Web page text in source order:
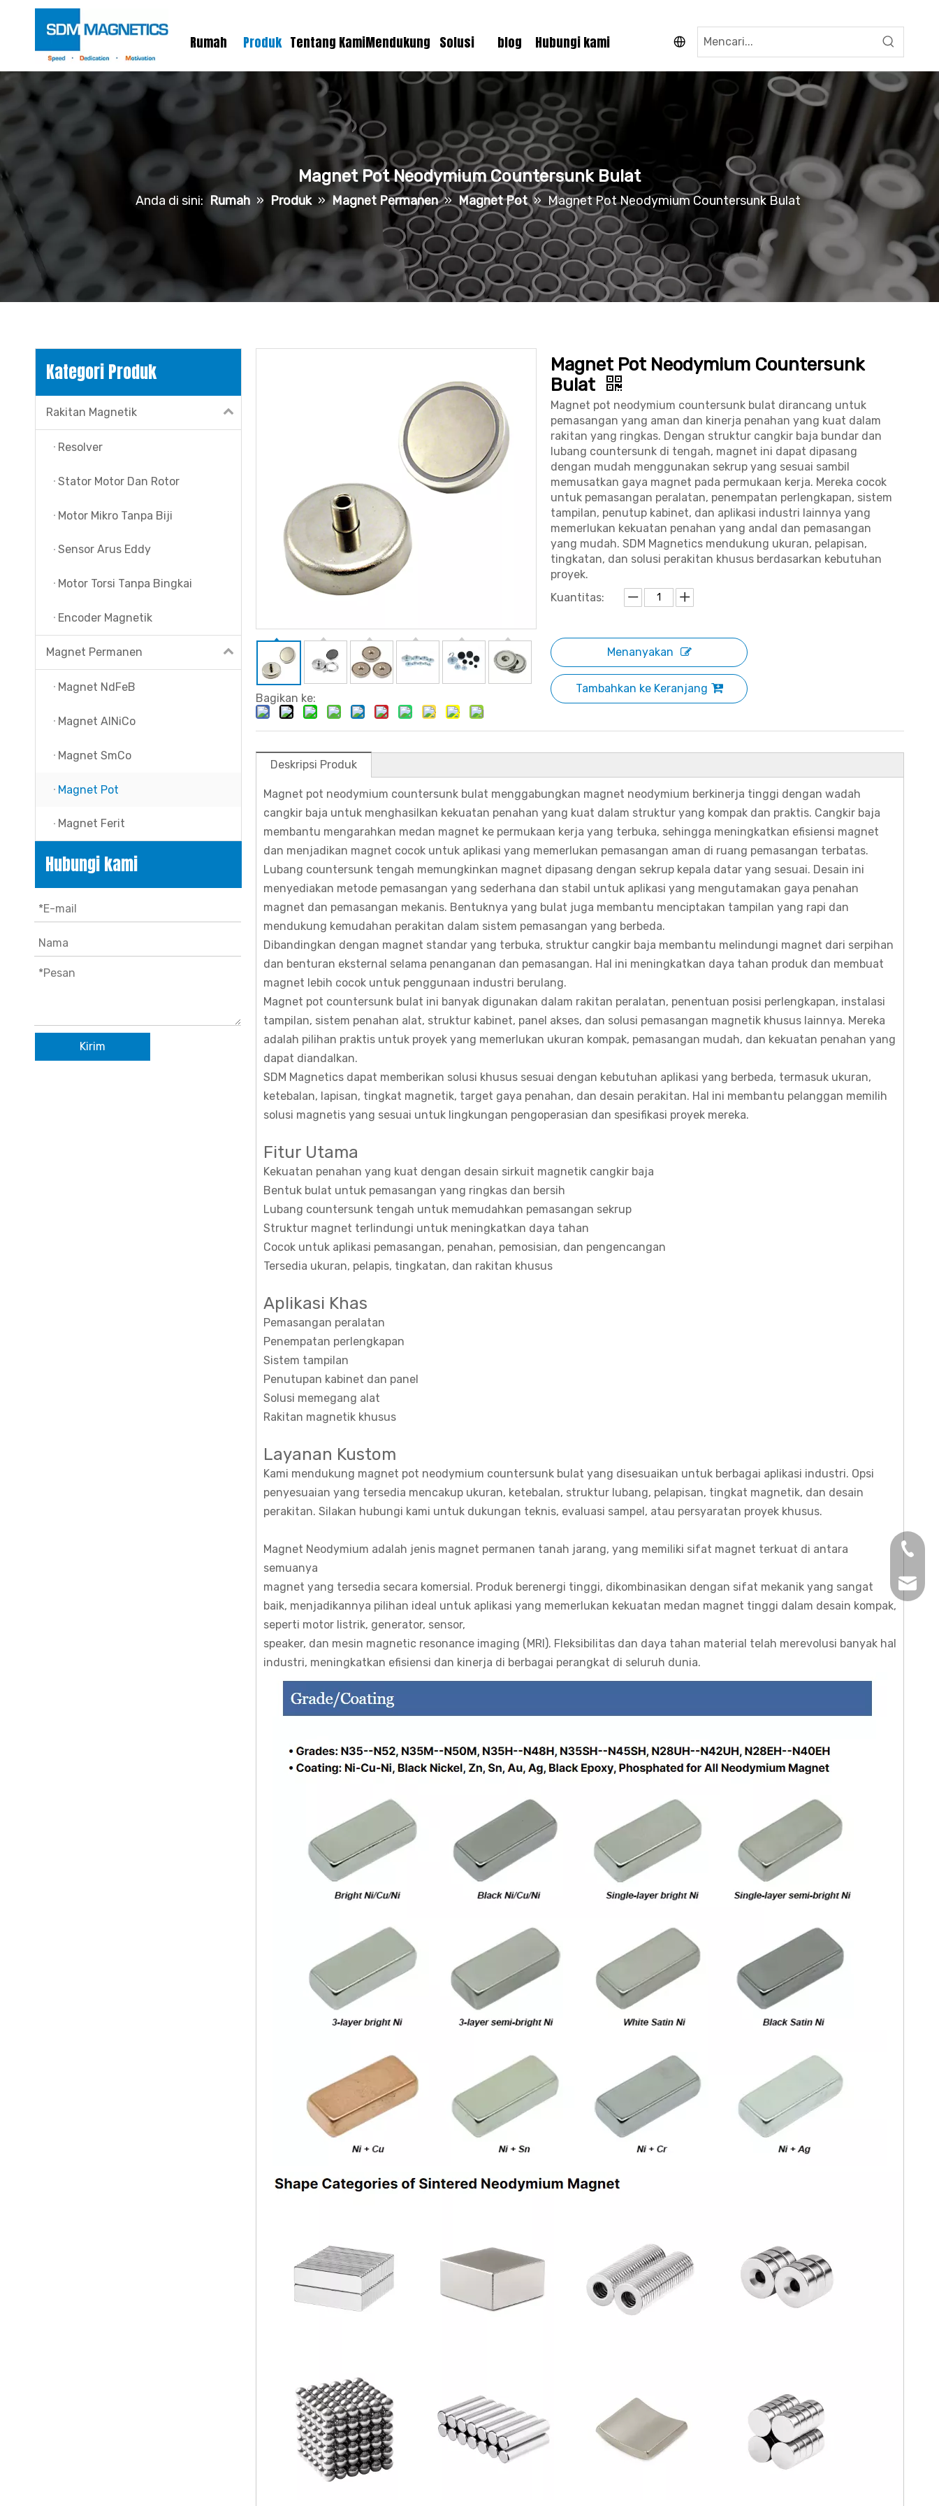
Rumah Produk Tentang KamiMendukung Solusi blog Hubungi kami
Magnet Pot Neodymium Countersunk Bulat
Anda di sini: Rumah » Produk » Magnet Permanen » Magnet Pot » Magnet Pot Neodymium Countersunk Bulat
Kategori Produk
Rakitan Magnetik
Resolver
Stator Motor Dan Rotor
Motor Mikro Tanpa Biji
Sensor Arus Eddy
Motor Torsi Tanpa Bingkai
Encoder Magnetik
Magnet Permanen
Magnet NdFeB
Magnet AlNiCo
Magnet SmCo
Magnet Pot
Magnet Ferit
Hubungi kami
Kirim
Bagikan ke:
Magnet Pot Neodymium Countersunk
Bulat
Magnet pot neodymium countersunk bulat dirancang untuk
pemasangan yang aman dan kinerja penahan yang kuat dalam
rakitan yang ringkas. Dengan struktur cangkir baja bundar dan
lubang countersunk di tengah, magnet ini dapat dipasang
dengan mudah menggunakan sekrup yang sesuai sambil
memusatkan gaya magnet pada permukaan kerja. Mereka cocok
untuk pemasangan peralatan, penempatan perlengkapan, sistem
tampilan, penutup kabinet, dan aplikasi industri lainnya yang
memerlukan kekuatan penahan yang andal dan pemasangan
yang mudah. SDM Magnetics mendukung ukuran, pelapisan,
tingkatan, dan solusi perakitan khusus berdasarkan kebutuhan
proyek.
Kuantitas:
Menanyakan
Tambahkan ke Keranjang
Deskripsi Produk
Magnet pot neodymium countersunk bulat menggabungkan magnet neodymium berkinerja tinggi dengan wadah
cangkir baja untuk menghasilkan kekuatan penahan yang kuat dalam struktur yang kompak dan praktis. Cangkir baja
membantu mengarahkan medan magnet ke permukaan kerja yang terbuka, sehingga meningkatkan efisiensi magnet
dan menjadikan magnet cocok untuk aplikasi yang memerlukan pemasangan aman di ruang pemasangan terbatas.
Lubang countersunk tengah memungkinkan magnet dipasang dengan sekrup kepala datar yang sesuai. Desain ini
menyediakan metode pemasangan yang sederhana dan stabil untuk aplikasi yang mengutamakan gaya penahan
magnet dan pemasangan mekanis. Bentuknya yang bulat juga membantu menciptakan tampilan yang rapi dan
mendukung kemudahan perakitan dalam sistem pemasangan yang berbeda.
Dibandingkan dengan magnet standar yang terbuka, struktur cangkir baja membantu melindungi magnet dari serpihan
dan benturan eksternal selama penanganan dan pemasangan. Hal ini meningkatkan daya tahan produk dan membuat
magnet lebih cocok untuk penggunaan industri berulang.
Magnet pot countersunk bulat ini banyak digunakan dalam rakitan peralatan, penentuan posisi perlengkapan, instalasi
tampilan, sistem penahan alat, struktur kabinet, panel akses, dan solusi pemasangan magnetik khusus lainnya. Mereka
adalah pilihan praktis untuk proyek yang memerlukan ukuran kompak, pemasangan mudah, dan kekuatan penahan yang
dapat diandalkan.
SDM Magnetics dapat memberikan solusi khusus sesuai dengan kebutuhan aplikasi yang berbeda, termasuk ukuran,
ketebalan, lapisan, tingkat magnetik, target gaya penahan, dan desain perakitan. Hal ini membantu pelanggan memilih
solusi magnetis yang sesuai untuk lingkungan pengoperasian dan spesifikasi proyek mereka.
Fitur Utama
Kekuatan penahan yang kuat dengan desain sirkuit magnetik cangkir baja
Bentuk bulat untuk pemasangan yang ringkas dan bersih
Lubang countersunk tengah untuk memudahkan pemasangan sekrup
Struktur magnet terlindungi untuk meningkatkan daya tahan
Cocok untuk aplikasi pemasangan, penahan, pemosisian, dan pengencangan
Tersedia ukuran, pelapis, tingkatan, dan rakitan khusus
Aplikasi Khas
Pemasangan peralatan
Penempatan perlengkapan
Sistem tampilan
Penutupan kabinet dan panel
Solusi memegang alat
Rakitan magnetik khusus
Layanan Kustom
Kami mendukung magnet pot neodymium countersunk bulat yang disesuaikan untuk berbagai aplikasi industri. Opsi
penyesuaian yang tersedia mencakup ukuran, ketebalan, struktur lubang, pelapisan, tingkat magnetik, dan desain
perakitan. Silakan hubungi kami untuk dukungan teknis, evaluasi sampel, atau persyaratan proyek khusus.
Magnet Neodymium adalah jenis magnet permanen tanah jarang, yang memiliki sifat magnet terkuat di antara
semuanya
magnet yang tersedia secara komersial. Produk berenergi tinggi, dikombinasikan dengan sifat mekanik yang sangat
baik, menjadikannya pilihan ideal untuk aplikasi yang memerlukan kekuatan medan magnet tinggi dalam desain kompak,
seperti motor listrik, generator, sensor,
speaker, dan mesin magnetic resonance imaging (MRI). Fleksibilitas dan daya tahan material telah merevolusi banyak hal
industri, meningkatkan efisiensi dan kinerja di berbagai perangkat di seluruh dunia.
+86-